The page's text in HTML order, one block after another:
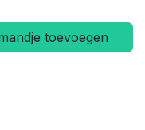
toevoegen